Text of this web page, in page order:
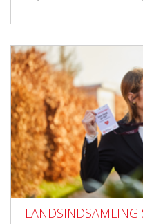
LANDSINDSAMLING